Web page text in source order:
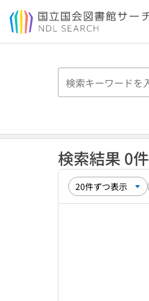
本文へ移動
検索結果 0件